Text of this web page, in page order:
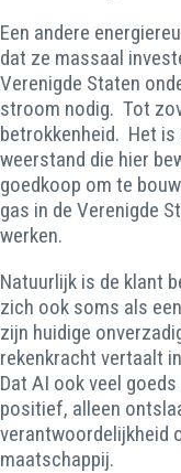
Een andere
dat ze massaal
Verenigde Staten
stroom nodig. Tot
betrokkenheid. Het is
weerstand die hier
goedkoop om te
gas in de Verenigde
werken.
Natuurlijk is de klant
zich ook soms als
zijn huidige
rekenkracht vertaalt
Dat AI ook veel
positief, alleen
verantwoordelijkheid
maatschappij.